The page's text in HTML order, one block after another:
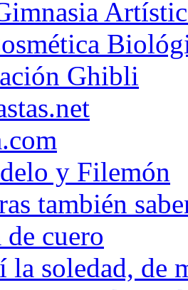
Ghibli
y Filemón
también
de cuero
la soledad, de